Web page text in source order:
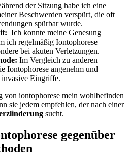
der Sitzung habe‌ ich eine
Beschwerden ⁤verspürt, die oft
spürbar wurde.
​ Ich konnte meine ⁢Genesung
ich regelmäßig Iontophorese
bei akuten Verletzungen.
Im Vergleich zu anderen
Iontophorese angenehm und
Eingriffe.
von iontophorese mein wohlbefinden
sie jedem empfehlen, ⁣der ‌nach einer
sucht.
gegenüber